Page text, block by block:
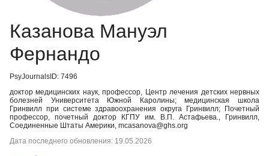
Казанова Мануэл
Фернандо
PsyJournalsID: 7496
доктор медицинских наук, профессор, Центр лечения детских нервных
болезней Университета Южной Каролины; медицинская школа
Гринвилл при системе здравоохранения округа Гринвилл; Почетный
профессор, почетный доктор КГПУ им. В.П. Астафьева., Гринвилл,
Соединенные Штаты Америки, mcasanova@ghs.org
Дата последнего обновления: 19.05.2026